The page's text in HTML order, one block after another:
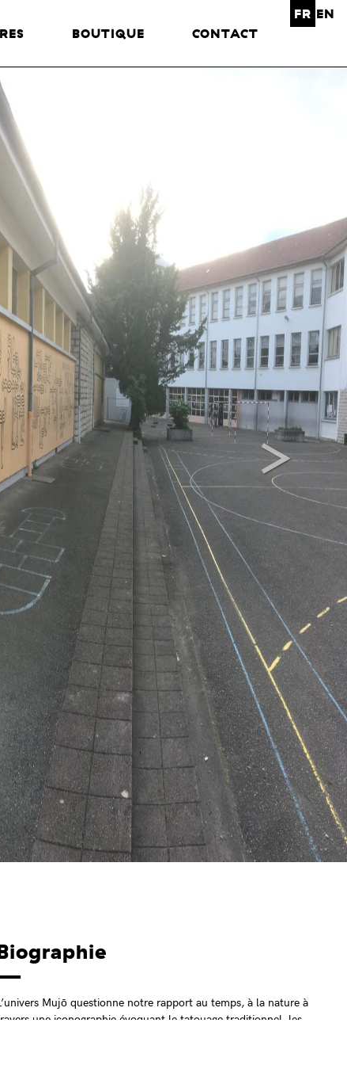
BOUTIQUE CONTACT
FR EN
> Next
Mujō questionne notre rapport au temps, à la nature à
une iconographie évoquant le tatouage traditionnel, les